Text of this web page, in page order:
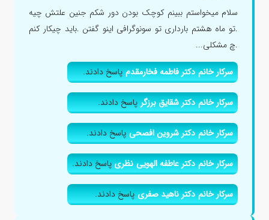
سلام میخواستم ببینم کوچک بودن دور شکم جنین علتش چیه
.تو ماه هشتم بارداری تو سونوگرافی اینو گفتن .باید چیکار کنم
.چ مشکلی...
سرکار خانم دکتر فاطمه فخارمقدمپاسخ دادند.
سرکار خانم دکتر شقایق برزگرپاسخ دادند.
سرکار خانم دکتر شروین افصحیپاسخ دادند.
سرکار خانم دکتر عاطفه الهویی نظریپاسخ دادند.
سرکار خانم دکتر ناهید صفریپاسخ دادند.